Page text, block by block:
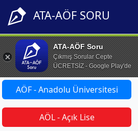
ATA-AÖF SORU
ATA-AÖF Soru
Çıkmış Sorular Cepte
ÜCRETSİZ - Google Play'de
AÖF - Anadolu Üniversitesi
AÖL - Açık Lise